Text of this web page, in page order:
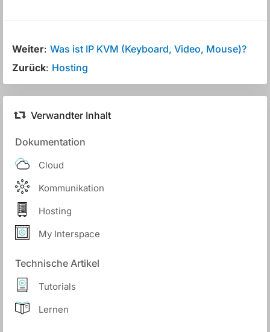
Weiter: Was ist IP KVM (Keyboard, Video, Mouse)?
Zurück: Hosting
Verwandter Inhalt
Dokumentation
Cloud
Kommunikation
Hosting
My Interspace
Technische Artikel
Tutorials
Lernen